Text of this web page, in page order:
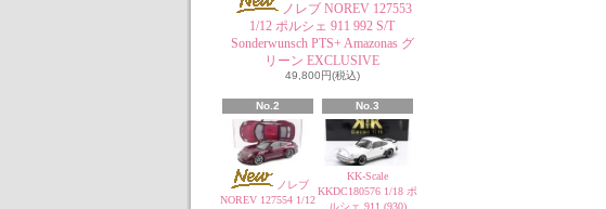
ノレブ NOREV 127553
1/12 ポルシェ 911 992 S/T
Sonderwunsch PTS+ Amazonas グ
リーン EXCLUSIVE
49,800円(税込)
No.2
ノレブ
NOREV 127554 1/12
No.3
KK-Scale
KKDC180576 1/18 ポ
ルシェ 911 (930)